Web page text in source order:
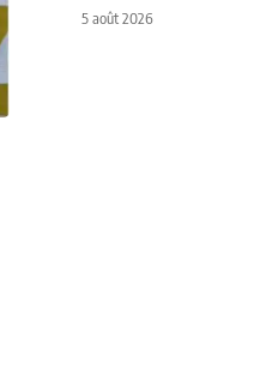
5 août 2026